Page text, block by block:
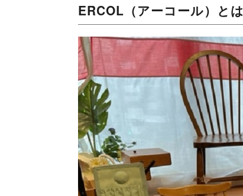
ERCOL（アーコール）とは